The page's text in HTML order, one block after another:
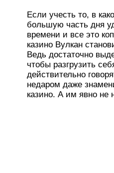
Если учесть то, в
большую часть дня
времени и все это
казино Вулкан
Ведь достаточно
чтобы разгрузить
действительно
недаром даже
казино. А им явно не